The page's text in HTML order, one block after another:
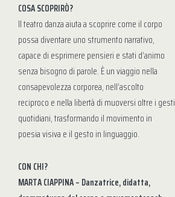
COSA SCOPRIRÒ?
Il teatro danza aiuta a scoprire come il corpo
possa diventare uno strumento narrativo,
capace di esprimere pensieri e stati d’animo
senza bisogno di parole. È un viaggio nella
consapevolezza corporea, nell’ascolto
reciproco e nella libertà di muoversi oltre i gesti
quotidiani, trasformando il movimento in
poesia visiva e il gesto in linguaggio.
CON CHI?
MARTA CIAPPINA – Danzatrice, didatta,